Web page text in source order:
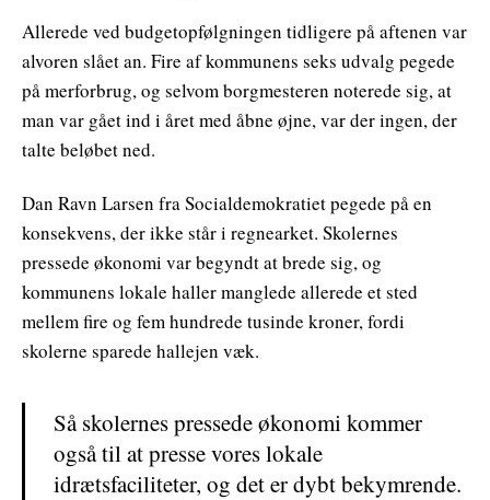
Allerede ved budgetopfølgningen tidligere på aftenen var
alvoren slået an. Fire af kommunens seks udvalg pegede
på merforbrug, og selvom borgmesteren noterede sig, at
man var gået ind i året med åbne øjne, var der ingen, der
talte beløbet ned.
Dan Ravn Larsen fra Socialdemokratiet pegede på en
konsekvens, der ikke står i regnearket. Skolernes
pressede økonomi var begyndt at brede sig, og
kommunens lokale haller manglede allerede et sted
mellem fire og fem hundrede tusinde kroner, fordi
skolerne sparede hallejen væk.
Så skolernes pressede økonomi kommer
også til at presse vores lokale
idrætsfaciliteter, og det er dybt bekymrende.